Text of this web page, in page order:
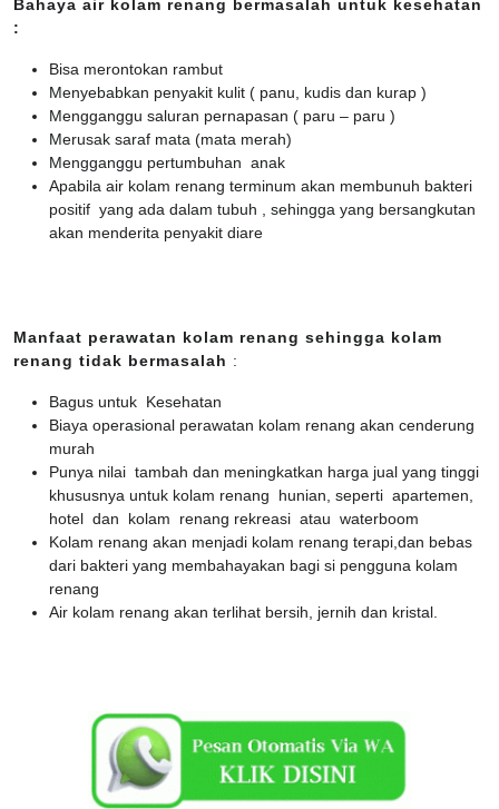
Bahaya air kolam renang bermasalah untuk kesehatan
:
Bisa merontokan rambut
Menyebabkan penyakit kulit ( panu, kudis dan kurap )
Mengganggu saluran pernapasan ( paru – paru )
Merusak saraf mata (mata merah)
Mengganggu pertumbuhan anak
Apabila air kolam renang terminum akan membunuh bakteri
positif yang ada dalam tubuh , sehingga yang bersangkutan
akan menderita penyakit diare
Manfaat perawatan kolam renang sehingga kolam
renang tidak bermasalah :
Bagus untuk Kesehatan
Biaya operasional perawatan kolam renang akan cenderung
murah
Punya nilai tambah dan meningkatkan harga jual yang tinggi
khususnya untuk kolam renang hunian, seperti apartemen,
hotel dan kolam renang rekreasi atau waterboom
Kolam renang akan menjadi kolam renang terapi,dan bebas
dari bakteri yang membahayakan bagi si pengguna kolam
renang
Air kolam renang akan terlihat bersih, jernih dan kristal.